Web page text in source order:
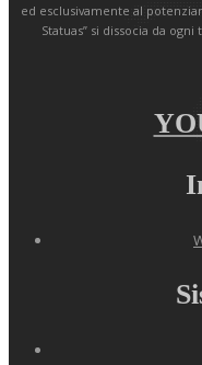
ed esclusivamente al
Statuas” si dissocia da